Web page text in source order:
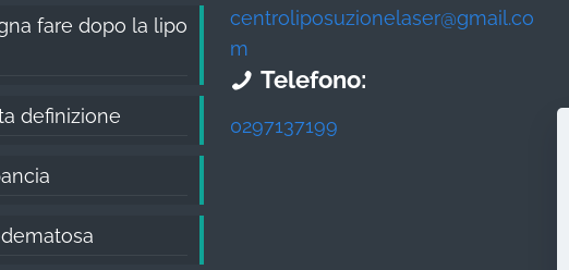
fare dopo la lipo
definizione
centroliposuzionelaser@gmail.co
m
Telefono:
0297137199